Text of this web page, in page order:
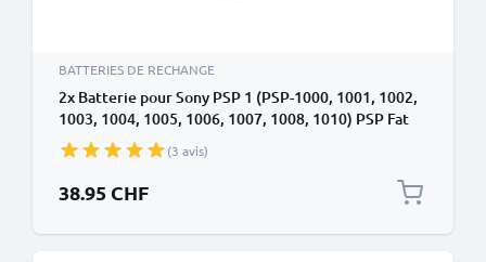
BATTERIES DE RECHANGE
2x Batterie pour Sony PSP 1 (PSP-1000, 1001, 1002,
1003, 1004, 1005, 1006, 1007, 1008, 1010) PSP Fat
1800mAh de CELLONIC
(3 avis)
38.95 CHF